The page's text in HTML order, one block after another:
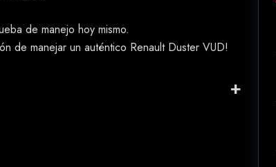
de manejo hoy mismo.
de manejar un auténtico Renault Duster VUD!